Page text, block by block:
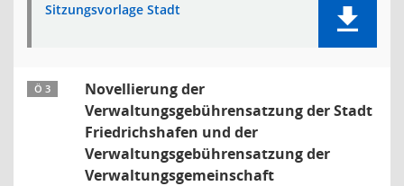
Sitzungsvorlage Stadt
Ö 3
Novellierung der
Verwaltungsgebührensatzung der Stadt
Friedrichshafen und der
Verwaltungsgebührensatzung der
Verwaltungsgemeinschaft